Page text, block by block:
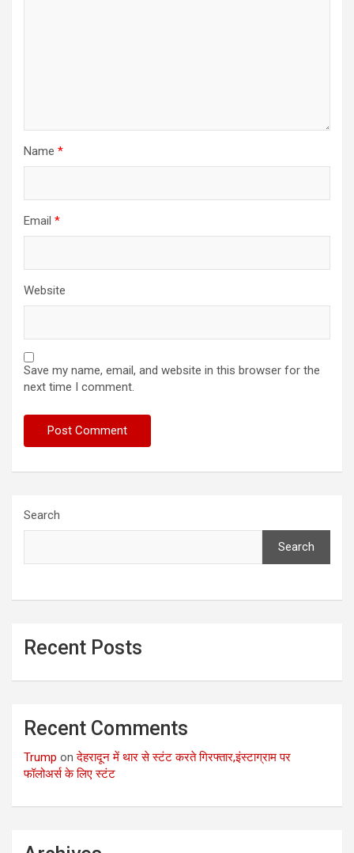
Name *
Email *
Website
Save my name, email, and website in this browser for the
next time I comment.
Search
Search
Recent Posts
Recent Comments
Trump onदेहरादून में थार से स्टंट करते गिरफ्तार,इंस्टाग्राम पर
फॉलोअर्स के लिए स्टंट